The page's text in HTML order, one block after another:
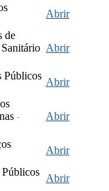
Abrir
de
Abrir
Públicos
Abrir
-
Abrir
Abrir
Abrir